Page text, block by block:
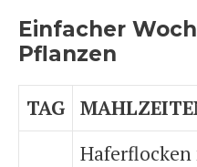
Einfacher
Pflanzen
TAG
Haferflocken